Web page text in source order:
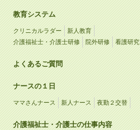
教育システム
クリニカルラダー
新人教育
介護福祉士・介護士研修
院外研修 看護研究
よくあるご質問
ナースの１日
ママさんナース 新人ナース 夜勤２交替
介護福祉士・介護士の仕事内容